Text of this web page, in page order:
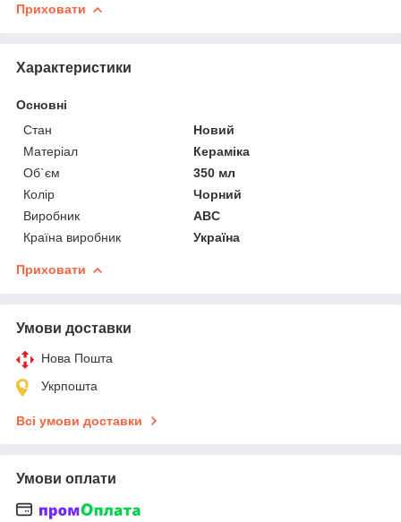
Приховати
Характеристики
Основні
Стан
Новий
Матеріал
Кераміка
Об`єм
350 мл
Колір
Чорний
Виробник
ABC
Країна виробник
Україна
Приховати
Умови доставки
Нова Пошта
Укрпошта
Всі умови доставки
Умови оплати